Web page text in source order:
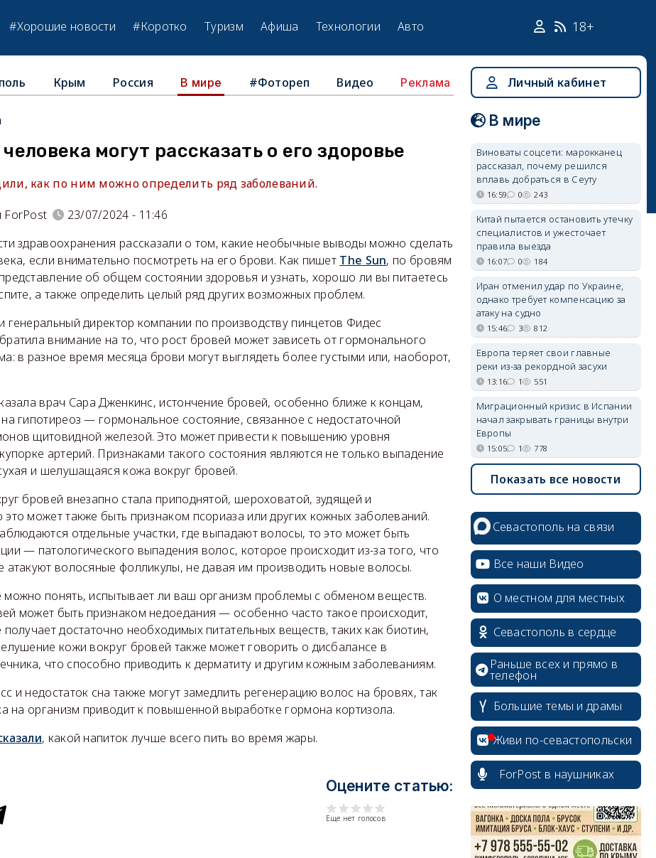
#Хорошие новости #Коротко Туризм Афиша Технологии Авто 18+
Крым Россия В мире #Фотореп Видео Реклама
могут рассказать о его здоровье
как по ним можно определить ряд заболеваний.
ForPost
23/07/2024 - 11:46
здравоохранения рассказали о том, какие необычные выводы можно сделать
если внимательно посмотреть на его брови. Как пишет The Sun, по бровям
об общем состоянии здоровья и узнать, хорошо ли вы питаетесь
а также определить целый ряд других возможных проблем.
генеральный директор компании по производству пинцетов Фидес
внимание на то, что рост бровей может зависеть от гормонального
в разное время месяца брови могут выглядеть более густыми или, наоборот,
врач Сара Дженкинс, истончение бровей, особенно ближе к концам,
гипотиреоз — гормональное состояние, связанное с недостаточной
щитовидной железой. Это может привести к повышению уровня
артерий. Признаками такого состояния являются не только выпадение
и шелушащаяся кожа вокруг бровей.
бровей внезапно стала приподнятой, шероховатой, зудящей и
может также быть признаком псориаза или других кожных заболеваний.
отдельные участки, где выпадают волосы, то это может быть
— патологического выпадения волос, которое происходит из-за того, что
атакуют волосяные фолликулы, не давая им производить новые волосы.
понять, испытывает ли ваш организм проблемы с обменом веществ.
может быть признаком недоедания — особенно часто такое происходит,
получает достаточно необходимых питательных веществ, таких как биотин,
кожи вокруг бровей также может говорить о дисбалансе в
что способно приводить к дерматиту и другим кожным заболеваниям.
и недостаток сна также могут замедлить регенерацию волос на бровях, так
на организм приводит к повышенной выработке гормона кортизола.
, какой напиток лучше всего пить во время жары.
Оцените статью:
Еще нет голосов
Личный кабинет
В мире
Виноваты соцсети: марокканец
рассказал, почему решился
вплавь добраться в Сеуту
16:59 0 243
Китай пытается остановить утечку
специалистов и ужесточает
правила выезда
16:07 0 184
Иран отменил удар по Украине,
однако требует компенсацию за
атаку на судно
15:46 3 812
Европа теряет свои главные
реки из-за рекордной засухи
13:16 1 551
Миграционный кризис в Испании
начал закрывать границы внутри
Европы
15:05 1 778
Показать все новости
Севастополь на связи
Все наши Видео
О местном для местных
Севастополь в сердце
Раньше всех и прямо в
телефон
Большие темы и драмы
Живи по-севастопольски
ForPost в наушниках
erid: 2SDnjcrDNw6
erid: 2SDnjdPjgYS